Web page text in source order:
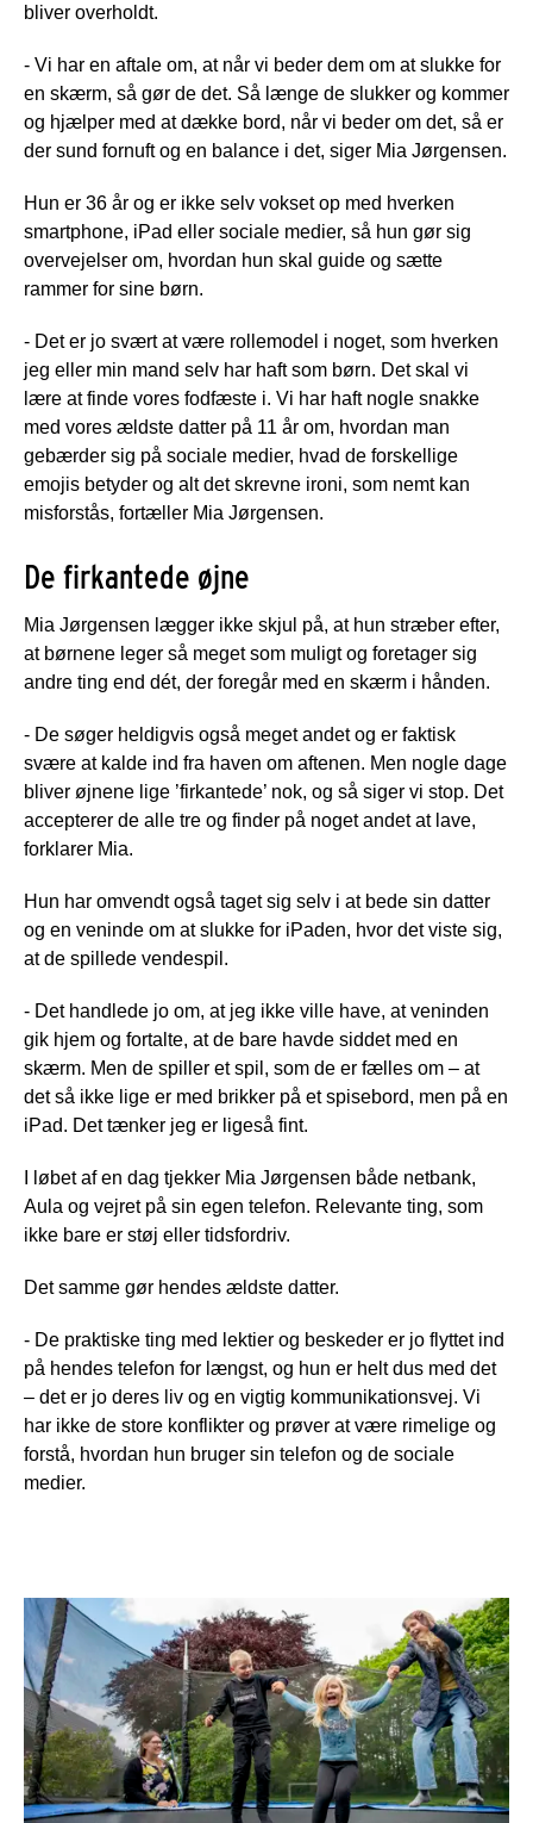
bliver overholdt.
- Vi har en aftale om, at når vi beder dem om at slukke for
en skærm, så gør de det. Så længe de slukker og kommer
og hjælper med at dække bord, når vi beder om det, så er
der sund fornuft og en balance i det, siger Mia Jørgensen.
Hun er 36 år og er ikke selv vokset op med hverken
smartphone, iPad eller sociale medier, så hun gør sig
overvejelser om, hvordan hun skal guide og sætte
rammer for sine børn.
- Det er jo svært at være rollemodel i noget, som hverken
jeg eller min mand selv har haft som børn. Det skal vi
lære at finde vores fodfæste i. Vi har haft nogle snakke
med vores ældste datter på 11 år om, hvordan man
gebærder sig på sociale medier, hvad de forskellige
emojis betyder og alt det skrevne ironi, som nemt kan
misforstås, fortæller Mia Jørgensen.
De firkantede øjne
Mia Jørgensen lægger ikke skjul på, at hun stræber efter,
at børnene leger så meget som muligt og foretager sig
andre ting end dét, der foregår med en skærm i hånden.
- De søger heldigvis også meget andet og er faktisk
svære at kalde ind fra haven om aftenen. Men nogle dage
bliver øjnene lige ’firkantede’ nok, og så siger vi stop. Det
accepterer de alle tre og finder på noget andet at lave,
forklarer Mia.
Hun har omvendt også taget sig selv i at bede sin datter
og en veninde om at slukke for iPaden, hvor det viste sig,
at de spillede vendespil.
- Det handlede jo om, at jeg ikke ville have, at veninden
gik hjem og fortalte, at de bare havde siddet med en
skærm. Men de spiller et spil, som de er fælles om – at
det så ikke lige er med brikker på et spisebord, men på en
iPad. Det tænker jeg er ligeså fint.
I løbet af en dag tjekker Mia Jørgensen både netbank,
Aula og vejret på sin egen telefon. Relevante ting, som
ikke bare er støj eller tidsfordriv.
Det samme gør hendes ældste datter.
- De praktiske ting med lektier og beskeder er jo flyttet ind
på hendes telefon for længst, og hun er helt dus med det
– det er jo deres liv og en vigtig kommunikationsvej. Vi
har ikke de store konflikter og prøver at være rimelige og
forstå, hvordan hun bruger sin telefon og de sociale
medier.